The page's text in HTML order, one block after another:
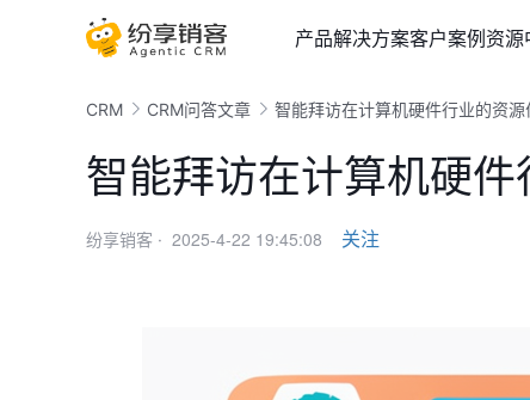
产品解决方案客户案例资源
CRM CRM问答文章 智能拜访在计算机硬件行业的资源
智能拜访在计算机硬
纷享销客 · 2025-4-22 19:45:08 关注